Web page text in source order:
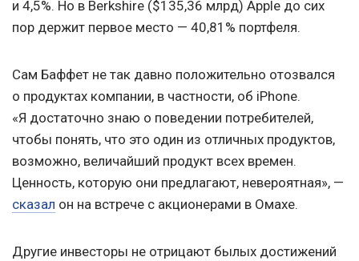
и 4,5%. Но в Berkshire ($135,36 млрд) Apple до сих
пор держит первое место — 40,81% портфеля.
Сам Баффет не так давно положительно отозвался
о продуктах компании, в частности, об iPhone.
«Я достаточно знаю о поведении потребителей,
чтобы понять, что это один из отличных продуктов,
возможно, величайший продукт всех времен.
Ценность, которую они предлагают, невероятная», —
сказал он на встрече с акционерами в Омахе.
Другие инвесторы не отрицают былых достижений